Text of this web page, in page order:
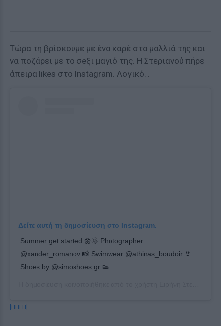
Τώρα τη βρίσκουμε με ένα καρέ στα μαλλιά της και
να ποζάρει με το σeξι μαγιό της. Η Στεριανού πήρε
άπειρα likes στο Instagram. Λογικό...
Δείτε αυτή τη δημοσίευση στο Instagram.
Summer get started 🌼🌞 Photographer
@xander_romanov 📸 Swimwear @athinas_boudoir 👙
Shoes by @simoshoes.gr 👟
[ΠΗΓΗ]